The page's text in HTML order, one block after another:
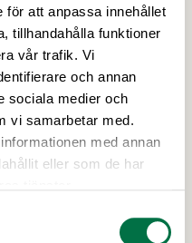
för att anpassa innehållet
tillhandahålla funktioner
vår trafik. Vi
och annan
sociala medier och
vi samarbetar med.
med annan
eller som de har
framöver hanteras
för